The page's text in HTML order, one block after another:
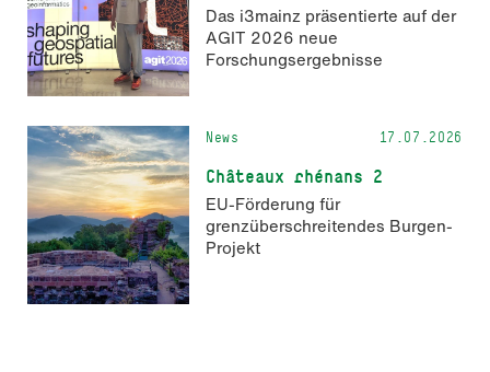
Das i3mainz präsentierte auf der
AGIT 2026 neue
Forschungsergebnisse
News 17.07.2026
Châteaux rhénans 2
EU-Förderung für
grenzüberschreitendes Burgen-
Projekt